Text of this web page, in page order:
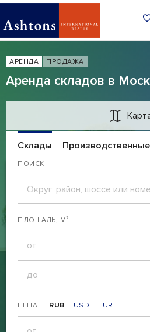
АРЕНДА ПРОДАЖА
Аренда складов в
Склады
ПОИСК
ПЛОЩАДЬ, М²
ЦЕНА RUB USD EUR